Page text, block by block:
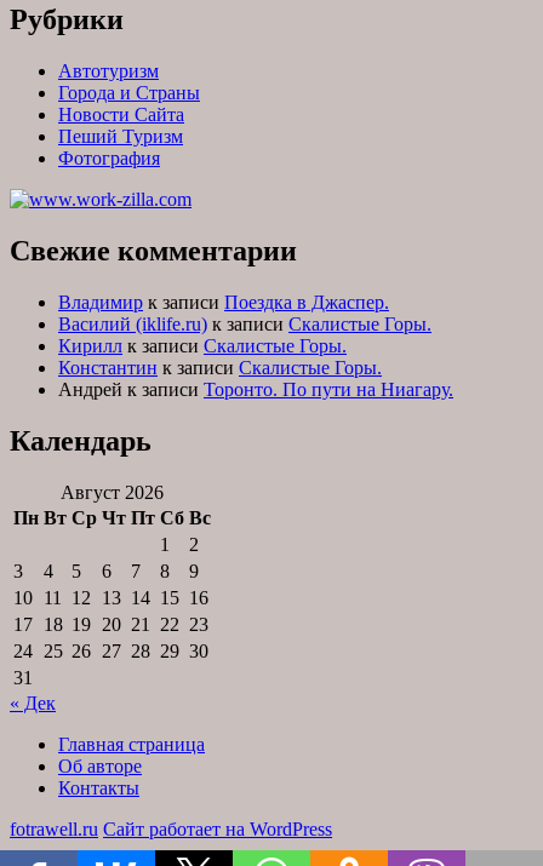
Рубрики
Автотуризм
Города и Страны
Новости Сайта
Пеший Туризм
Фотография
Свежие комментарии
Владимир к записи Поездка в Джаспер.
Василий (iklife.ru) к записи Скалистые Горы.
Кирилл к записи Скалистые Горы.
Константин к записи Скалистые Горы.
Андрей к записи Торонто. По пути на Ниагару.
Календарь
Август 2026
Пн Вт Ср Чт Пт Сб Вс
1
2
3
4 5 6 7 8
9
10 11 12 13 14 15 16
17 18 19 20 21 22 23
24 25 26 27 28 29 30
31
« Дек
Главная страница
Об авторе
Контакты
fotrawell.ru Сайт работает на WordPress